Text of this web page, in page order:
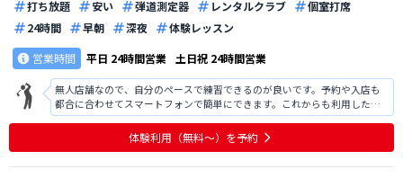
打ち放題 安い 弾道測定器 レンタルクラブ
個室打席
24時間
早朝 深夜
体験レッスン
営業時間
平日 24時間営業 土日祝 24時間営業
無人店舗なので、自分のペースで練習できるのが良いです。予約や入店も
都合に合わせてスマートフォンで簡単にできます。これからも利用したい
です。
体験利用（無料〜）を予約